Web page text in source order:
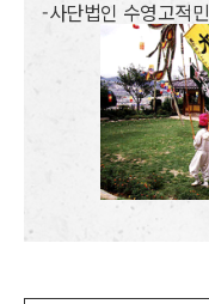
-사단법인 수영고적